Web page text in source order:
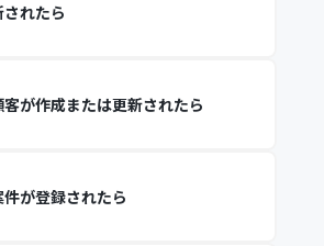
れたら
が作成または更新されたら
が登録されたら